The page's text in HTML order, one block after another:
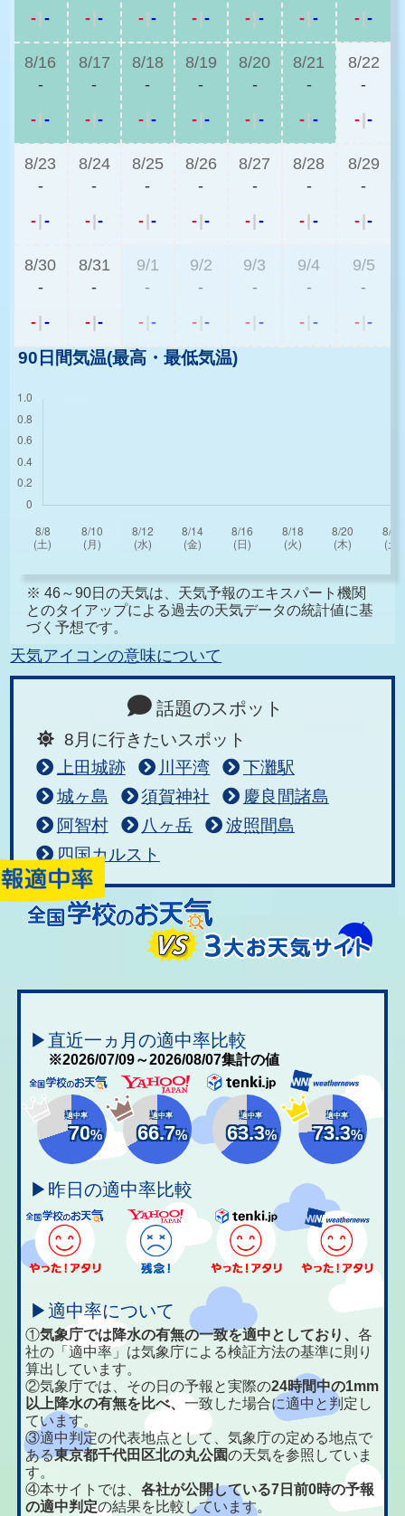
- - - - - - - - - - - - - -
8/16
-
- -
8/17
-
- -
8/18
-
- -
8/19
-
- -
8/20
-
- -
8/21
-
- -
8/22
-
- -
8/23
-
- -
8/24
-
- -
8/25
-
- -
8/26
-
- -
8/27
-
- -
8/28
-
- -
8/29
-
- -
8/30
-
- -
8/31
-
- -
9/1
-
- -
9/2
-
- -
9/3
-
- -
9/4
-
- -
9/5
-
- -
90日間気温(最高・最低気温)
※ 46～90日の天気は、天気予報のエキスパート機関
とのタイアップによる過去の天気データの統計値に基
づく予想です。
天気アイコンの意味について
話題のスポット
8月に行きたいスポット
上田城跡
川平湾
下灘駅
城ヶ島
須賀神社
慶良間諸島
阿智村
八ヶ岳
波照間島
四国カルスト
▶直近一ヵ月の適中率比較
※2026/07/09～2026/08/07集計の値
適中率
70%
適中率
66.7%
適中率
63.3%
適中率
73.3%
▶昨日の適中率比較
▶適中率について
①気象庁では降水の有無の一致を適中としており、各
社の「適中率」は気象庁による検証方法の基準に則り
算出しています。
②気象庁では、その日の予報と実際の24時間中の1mm
以上降水の有無を比べ、一致した場合に適中と判定し
ています。
③適中判定の代表地点として、気象庁の定める地点で
ある東京都千代田区北の丸公園の天気を参照していま
す。
④本サイトでは、各社が公開している7日前0時の予報
の適中判定の結果を比較しています。